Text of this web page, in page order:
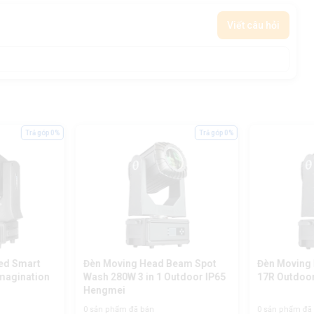
Viết câu hỏi
Smart
Trả góp 0%
Đèn Moving Head Beam Spot
Wash 280W 3 in 1 Outdoor IP65
Hengmei
0 sản phẩm đã bán
Trả góp 0%
Đèn Moving
17R
0 sản phẩm